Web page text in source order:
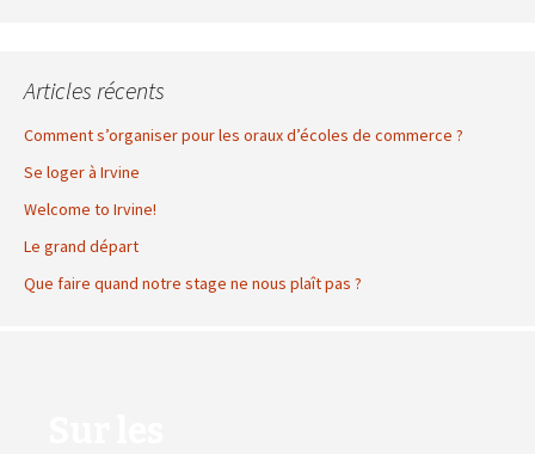
Articles récents
Comment s’organiser pour les oraux d’écoles de commerce ?
Se loger à Irvine
Welcome to Irvine!
Le grand départ
Que faire quand notre stage ne nous plaît pas ?